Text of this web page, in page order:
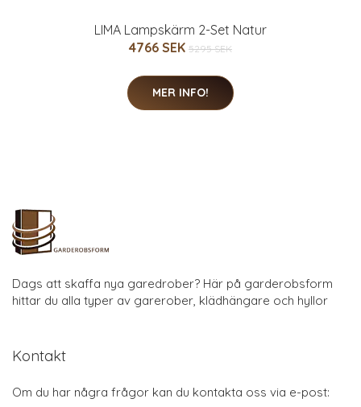
LIMA Lampskärm 2-Set Natur
4766 SEK 5295 SEK
MER INFO!
Dags att skaffa nya garedrober? Här på garderobsform
hittar du alla typer av garerober, klädhängare och hyllor
Kontakt
Om du har några frågor kan du kontakta oss via e-post: